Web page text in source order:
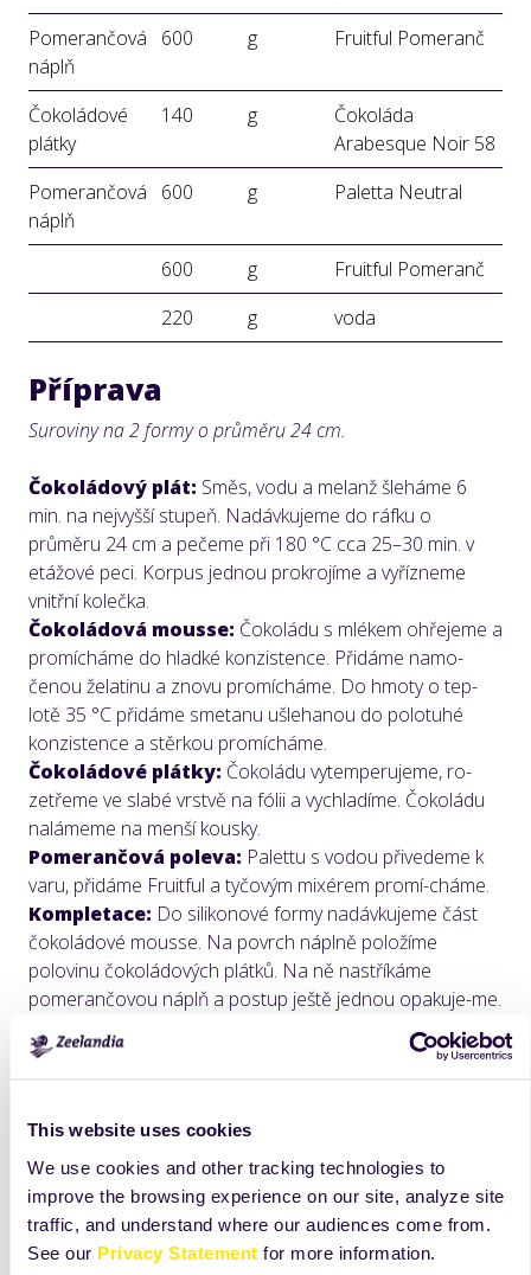
This website uses cookies
We use cookies and other tracking technologies to
improve the browsing experience on our site, analyze site
traffic, and understand where our audiences come from.
See our Privacy Statement for more information.
Pomerančová
náplň
600 g Fruitful Pomeranč
Čokoládové
plátky
140 g
Čokoláda
Arabesque Noir 58
Pomerančová
náplň
600 g Paletta Neutral
600 g
Fruitful Pomeranč
220
g voda
Příprava
Suroviny na 2 formy o průměru 24 cm.
Čokoládový plát: Směs, vodu a melanž šleháme 6
min. na nejvyšší stupeň. Nadávkujeme do ráfku o
průměru 24 cm a pečeme při 180 °C cca 25–30 min. v
etážové peci. Korpus jednou prokrojíme a vyřízneme
vnitřní kolečka.
Čokoládová mousse: Čokoládu s mlékem ohřejeme a
promícháme do hladké konzistence. Přidáme namo-
čenou želatinu a znovu promícháme. Do hmoty o tep-
lotě 35 °C přidáme smetanu ušlehanou do polotuhé
konzistence a stěrkou promícháme.
Čokoládové plátky: Čokoládu vytemperujeme, ro-
zetřeme ve slabé vrstvě na fólii a vychladíme. Čokoládu
nalámeme na menší kousky.
Pomerančová poleva: Palettu s vodou přivedeme k
varu, přidáme Fruitful a tyčovým mixérem promí-cháme.
Kompletace: Do silikonové formy nadávkujeme část
čokoládové mousse. Na povrch náplně položíme
polovinu čokoládových plátků. Na ně nastříkáme
pomerančovou náplň a postup ještě jednou opakuje-me.
Zakončíme zbylou čokoládovou mousse, na kterou
přimáčkneme vykrojený čokoládový plát. Naplněnou